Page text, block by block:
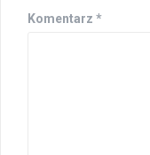
Komentarz *